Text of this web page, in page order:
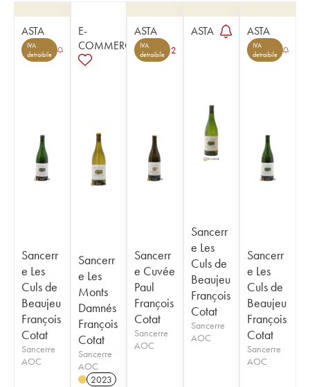
ASTA
IVA
detraibile
Sancerr
e Les
Culs de
Beaujeu
François
Cotat
Sancerre
AOC
E-
COMMERCE
Sancerr
e Les
Monts
Damnés
François
Cotat
Sancerre
AOC
2023
ASTA
IVA
detraibile
2
Sancerr
e Cuvée
Paul
François
Cotat
Sancerre
AOC
ASTA
Sancerr
e Les
Culs de
Beaujeu
François
Cotat
Sancerre
AOC
ASTA
IVA
detraibile
Sancerr
e Les
Culs de
Beaujeu
François
Cotat
Sancerre
AOC